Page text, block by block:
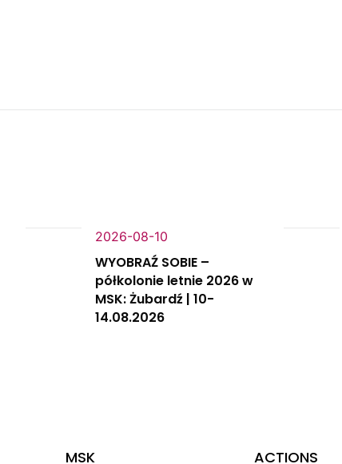
2026-08-10
WYOBRAŹ SOBIE –
półkolonie letnie 2026 w
MSK: Żubardź | 10-
14.08.2026
MSK ACTIONS